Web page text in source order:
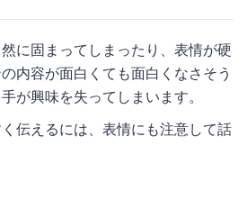
に固まってしまったり、表情が硬
内容が面白くても面白くなさそう
が興味を失ってしまいます。
伝えるには、表情にも注意して話